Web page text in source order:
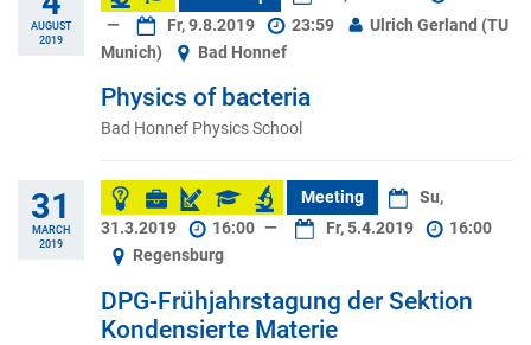
AUGUST
2019
—
Fr, 9.8.2019 23:59
Ulrich Gerland (TU
Munich)
Bad Honnef
Physics of bacteria
Bad Honnef Physics School
31
MARCH
2019
Meeting
Su,
31.3.2019
16:00 — Fr, 5.4.2019
16:00
Regensburg
DPG-Frühjahrstagung der Sektion
Kondensierte Materie